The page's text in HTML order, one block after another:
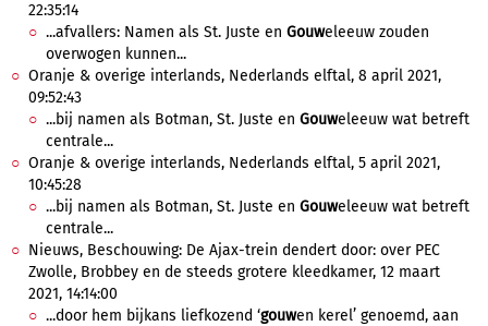
22:35:14
...afvallers: Namen als St. Juste en Gouweleeuw zouden
overwogen kunnen...
Oranje & overige interlands, Nederlands elftal, 8 april 2021,
09:52:43
...bij namen als Botman, St. Juste en Gouweleeuw wat betreft
centrale...
Oranje & overige interlands, Nederlands elftal, 5 april 2021,
10:45:28
...bij namen als Botman, St. Juste en Gouweleeuw wat betreft
centrale...
Nieuws, Beschouwing: De Ajax-trein dendert door: over PEC
Zwolle, Brobbey en de steeds grotere kleedkamer, 12 maart
2021, 14:14:00
...door hem bijkans liefkozend ‘gouwen kerel’ genoemd, aan